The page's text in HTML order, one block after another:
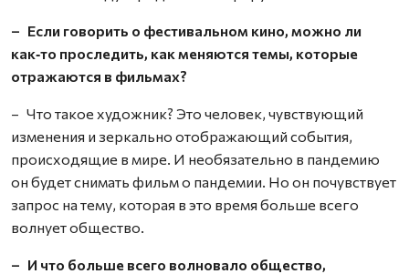
– Если говорить о фестивальном кино, можно ли
как‑то проследить, как меняются темы, которые
отражаются в фильмах?
– Что такое художник? Это человек, чувствующий
изменения и зеркально отображающий события,
происходящие в мире. И необязательно в пандемию
он будет снимать фильм о пандемии. Но он почувствует
запрос на тему, которая в это время больше всего
волнует общество.
– И что больше всего волновало общество,